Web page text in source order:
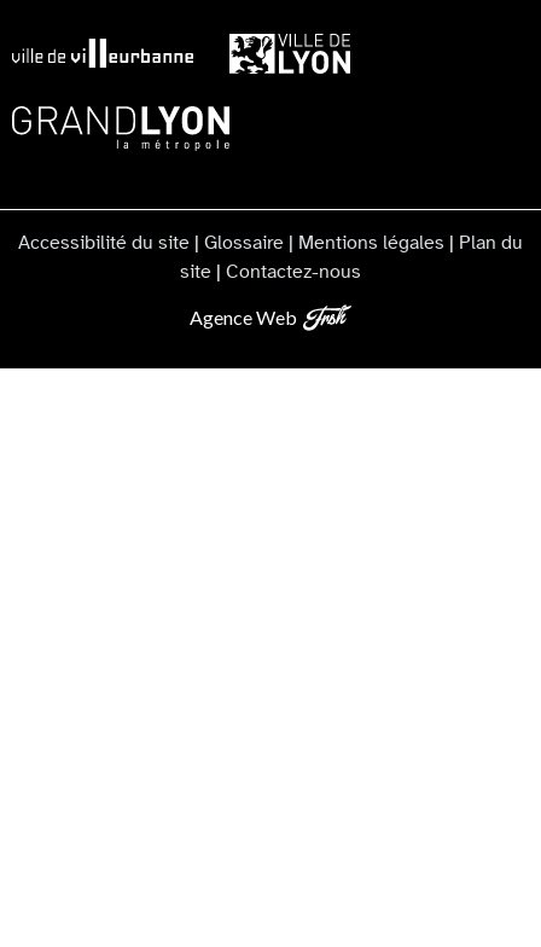
Accessibilité du site | Glossaire | Mentions légales | Plan du
site | Contactez-nous
Agence Web